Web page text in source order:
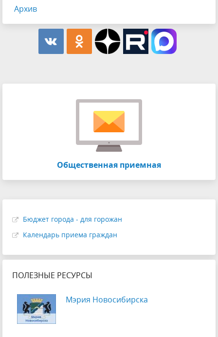
Архив
Общественная приемная
Бюджет города - для горожан
Календарь приема граждан
ПОЛЕЗНЫЕ РЕСУРСЫ
Мэрия Новосибирска